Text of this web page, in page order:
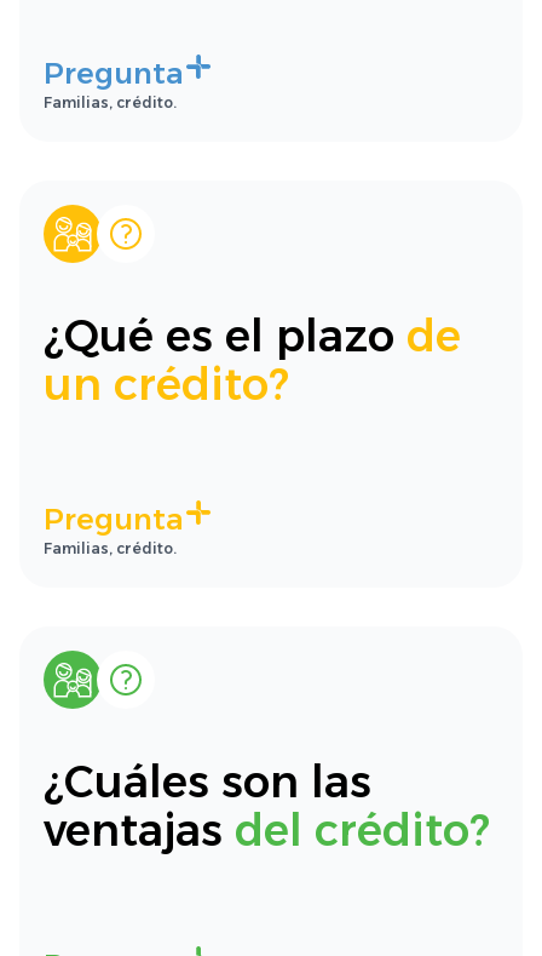
Pregunta
Familias, crédito.
¿Qué es el plazo de
un crédito?
Pregunta
Familias, crédito.
¿Cuáles son las
ventajas del crédito?